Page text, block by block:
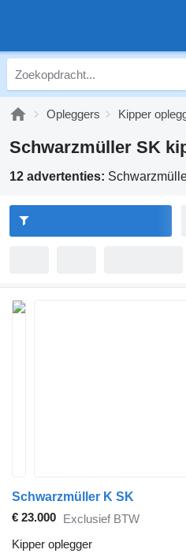
Opleggers Kipper
Schwarzmüller SK
12 advertenties:
Schwarzmüller K SK
€ 23.000 Exclusief BTW
Kipper oplegger